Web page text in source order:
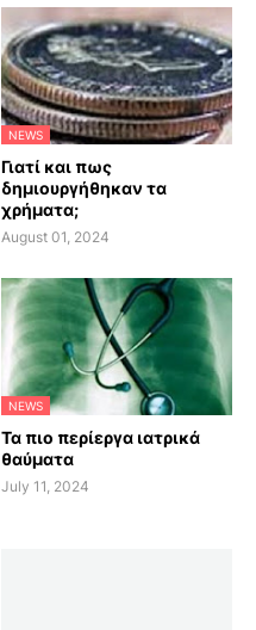
NEWS
Γιατί και πως
δημιουργήθηκαν τα
χρήματα;
August 01, 2024
NEWS
Τα πιο περίεργα ιατρικά
θαύματα
July 11, 2024